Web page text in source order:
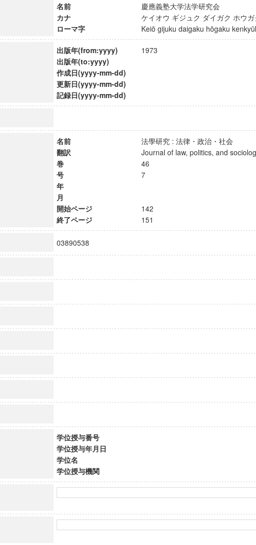
バナンス教育研究センター
発展のサイエンス」
名前
慶應義塾大学法学研究会
カナ
ケイオウ ギジュク ダイガク ホウ
ローマ字
Keiō gijuku daigaku hōgaku
出版年(from:yyyy)
1973
出版年(to:yyyy)
作成日(yyyy-mm-dd)
更新日(yyyy-mm-dd)
記録日(yyyy-mm-dd)
名前
法學研究 : 法律・政治・社会
翻訳
Journal of law, politics, and
巻
46
号
7
年
月
開始ページ
142
終了ページ
151
03890538
学位授与番号
学位授与年月日
学位名
学位授与機関